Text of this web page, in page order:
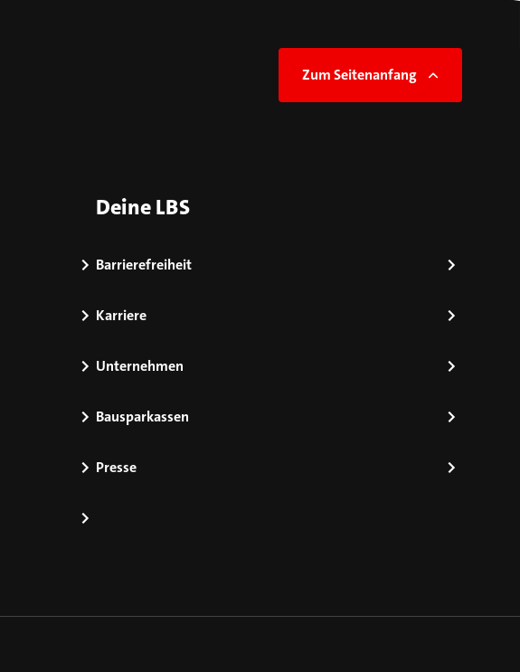
Zum Seitenanfang
Deine LBS
Barrierefreiheit
Karriere
Unternehmen
Bausparkassen
Presse